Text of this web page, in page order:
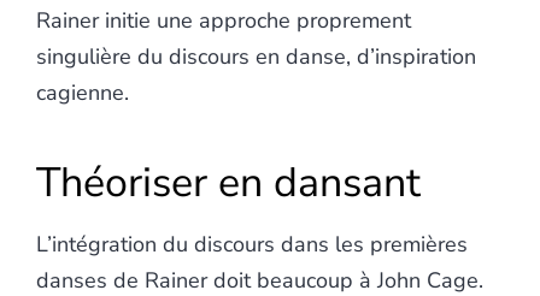
Rainer initie une approche proprement
singulière du discours en danse, d’inspiration
cagienne.
Théoriser en dansant
L’intégration du discours dans les premières
danses de Rainer doit beaucoup à John Cage.